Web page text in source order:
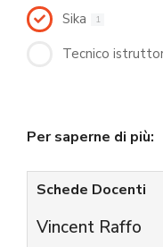
Sika 1
Tecnico
Per saperne di più:
Schede Docenti
Vincent Raffo